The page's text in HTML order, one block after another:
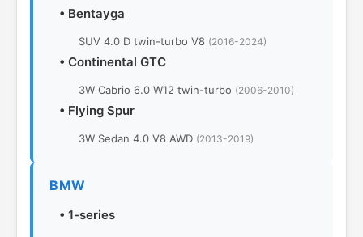
• Bentayga
SUV 4.0 D twin-turbo V8 (2016-2024)
• Continental GTC
3W Cabrio 6.0 W12 twin-turbo (2006-2010)
• Flying Spur
3W Sedan 4.0 V8 AWD (2013-2019)
BMW
• 1-series